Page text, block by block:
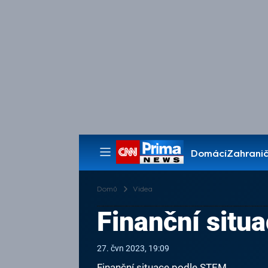
Domácí
Pořady
Domů Videa
Finanční
27. čvn 2023, 19:09